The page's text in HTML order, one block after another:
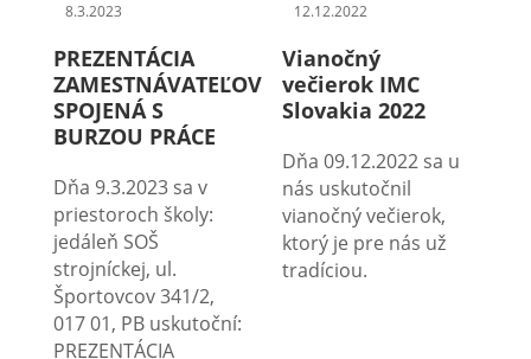
8.3.2023
PREZENTÁCIA
ZAMESTNÁVATEĽOV
SPOJENÁ S
BURZOU PRÁCE
Dňa 9.3.2023 sa v
priestoroch školy:
jedáleň SOŠ
strojníckej, ul.
Športovcov 341/2,
017 01, PB uskutoční:
PREZENTÁCIA
12.12.2022
Vianočný
večierok IMC
Slovakia 2022
Dňa 09.12.2022 sa u
nás uskutočnil
vianočný večierok,
ktorý je pre nás už
tradíciou.